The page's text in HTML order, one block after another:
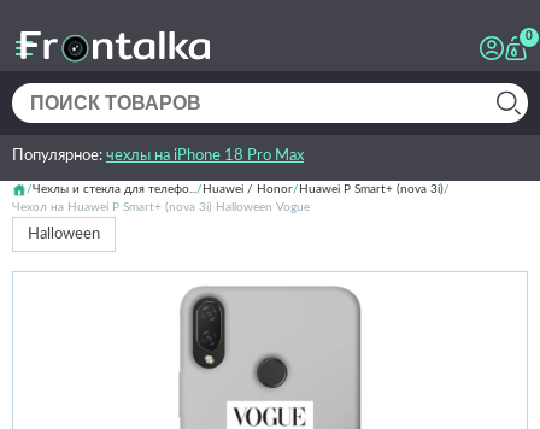
0
Популярное: чехлы на iPhone 18 Pro Max
Чехлы и стекла для телефо... Huawei / Honor
Huawei P Smart+ (nova 3i)
Чехол на Huawei P Smart+ (nova 3i) Halloween Vogue
Halloween